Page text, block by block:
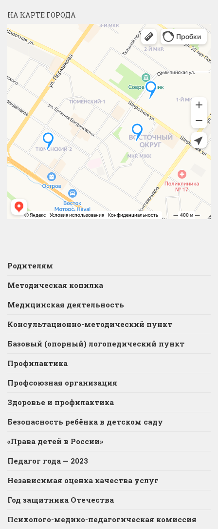
НА КАРТЕ ГОРОДА
Родителям
Методическая копилка
Медицинская деятельность
Консультационно-методический пункт
Базовый (опорный) логопедический пункт
Профилактика
Профсоюзная организация
Здоровье и профилактика
Безопасность ребёнка в детском саду
«Права детей в России»
Педагог года — 2023
Независимая оценка качества услуг
Год защитника Отечества
Психолого-медико-педагогическая комиссия